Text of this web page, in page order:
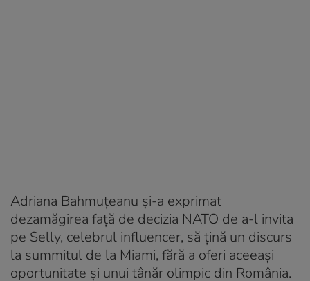
Adriana Bahmuțeanu și-a exprimat
dezamăgirea față de decizia NATO de a-l invita
pe Selly, celebrul influencer, să țină un discurs
la summitul de la Miami, fără a oferi aceeași
oportunitate și unui tânăr olimpic din România.